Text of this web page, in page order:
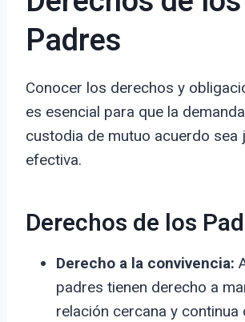
Padres
Conocer los derechos y
es esencial para que la
custodia de mutuo acuerdo sea
efectiva.
Derechos de los
Derecho a la convivencia:
padres tienen derecho a
relación cercana y continua